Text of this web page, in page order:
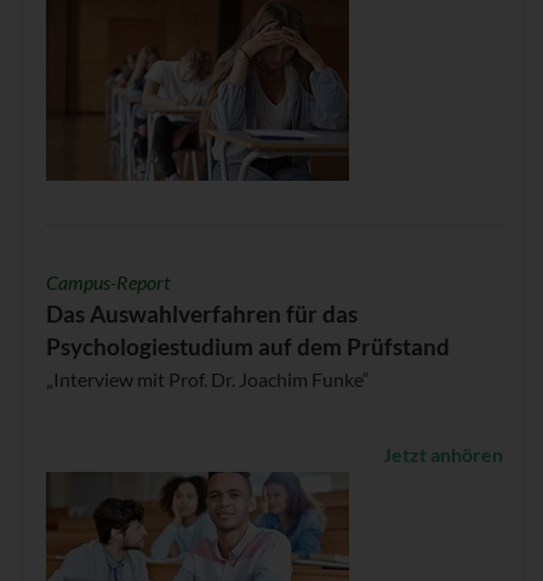
Campus-Report
Das Auswahlverfahren für das
Psychologiestudium auf dem Prüfstand
„Interview mit Prof. Dr. Joachim Funke“
Jetzt anhören